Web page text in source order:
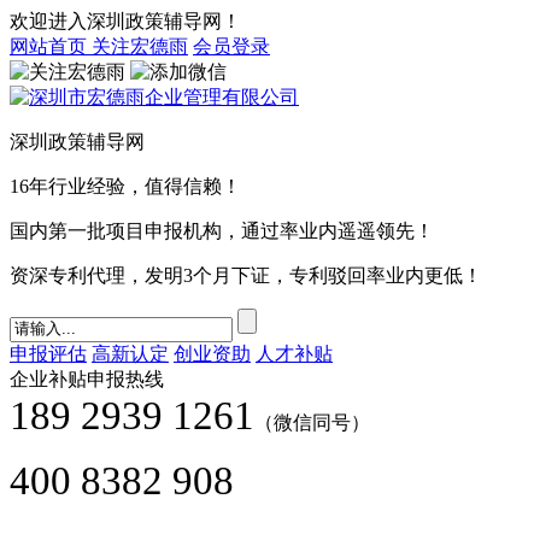
欢迎进入深圳政策辅导网！
网站首页 关注宏德雨 会员登录
深圳政策辅导网
16年行业经验，值得信赖！
国内第一批项目申报机构，通过率业内遥遥领先！
资深专利代理，发明3个月下证，专利驳回率业内更低！
申报评估 高新认定 创业资助 人才补贴
企业补贴申报热线
189 2939 1261 （微信同号）
400 8382 908